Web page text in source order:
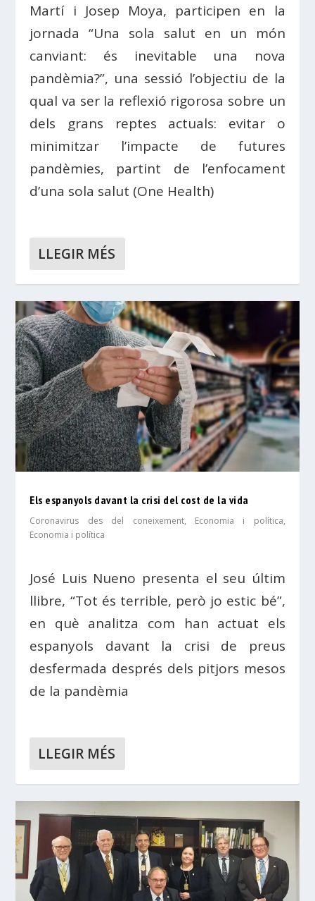
Martí i Josep Moya, participen en la
jornada “Una sola salut en un món
canviant: és inevitable una nova
pandèmia?”, una sessió l’objectiu de la
qual va ser la reflexió rigorosa sobre un
dels grans reptes actuals: evitar o
minimitzar l’impacte de futures
pandèmies, partint de l’enfocament
d’una sola salut (One Health)
LLEGIR MÉS
Els espanyols davant la crisi del cost de la vida
Coronavirus des del coneixement, Economia i política,
Economia i política
José Luis Nueno presenta el seu últim
llibre, “Tot és terrible, però jo estic bé”,
en què analitza com han actuat els
espanyols davant la crisi de preus
desfermada després dels pitjors mesos
de la pandèmia
LLEGIR MÉS